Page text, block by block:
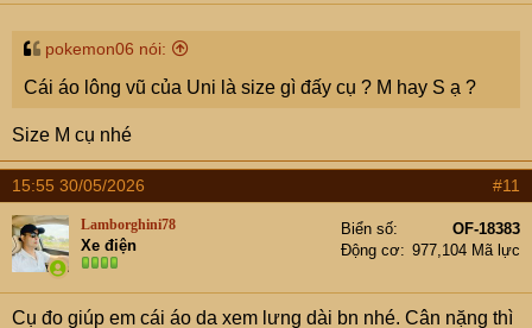
s
pokemon06 nói:
Cái áo lông vũ của Uni là size gì đấy cụ ? M hay S ạ ?
Size M cụ nhé
15:55 30/05/2026 #11
Lamborghini78
Xe điện
Biển số
OF-18383
Động cơ
977,104 Mã lực
Cụ đo giúp em cái áo da xem lưng dài bn nhé. Cân nặng thì